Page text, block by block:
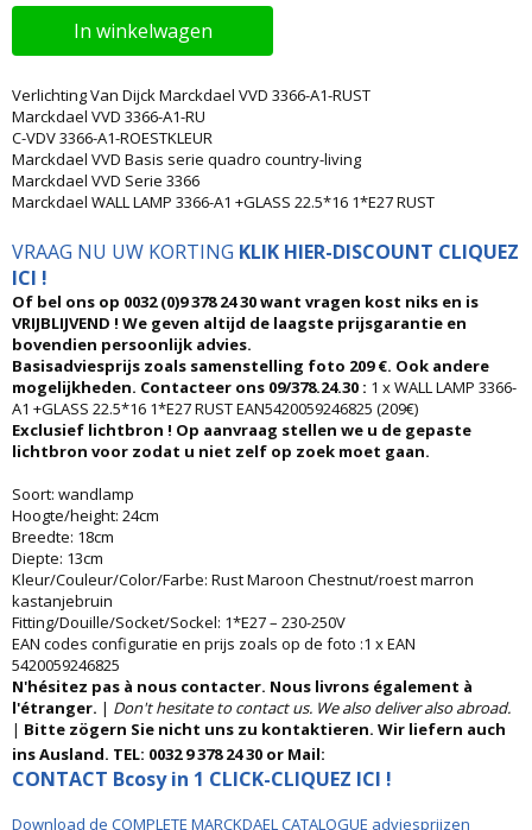
In winkelwagen
Verlichting Van Dijck Marckdael VVD 3366-A1-RUST
Marckdael VVD 3366-A1-RU
C-VDV 3366-A1-ROESTKLEUR
Marckdael VVD Basis serie quadro country-living
Marckdael VVD Serie 3366
Marckdael WALL LAMP 3366-A1 +GLASS 22.5*16 1*E27 RUST
VRAAG NU UW KORTING KLIK HIER-DISCOUNT CLIQUEZ
ICI !
Of bel ons op 0032 (0)9 378 24 30 want vragen kost niks en is
VRIJBLIJVEND ! We geven altijd de laagste prijsgarantie en
bovendien persoonlijk advies.
Basisadviesprijs zoals samenstelling foto 209 €. Ook andere
mogelijkheden. Contacteer ons 09/378.24.30 : 1 x WALL LAMP 3366-
A1 +GLASS 22.5*16 1*E27 RUST EAN5420059246825 (209€)
Exclusief lichtbron ! Op aanvraag stellen we u de gepaste
lichtbron voor zodat u niet zelf op zoek moet gaan.
Soort: wandlamp
Hoogte/height: 24cm
Breedte: 18cm
Diepte: 13cm
Kleur/Couleur/Color/Farbe: Rust Maroon Chestnut/roest marron
kastanjebruin
Fitting/Douille/Socket/Sockel: 1*E27 – 230-250V
EAN codes configuratie en prijs zoals op de foto :1 x EAN
5420059246825
N'hésitez pas à nous contacter. Nous livrons également à
l'étranger. | Don't hesitate to contact us. We also deliver also abroad.
| Bitte zögern Sie nicht uns zu kontaktieren. Wir liefern auch
ins Ausland. TEL: 0032 9 378 24 30 or Mail:
CONTACT Bcosy in 1 CLICK-CLIQUEZ ICI !
Download de COMPLETE MARCKDAEL CATALOGUE adviesprijzen